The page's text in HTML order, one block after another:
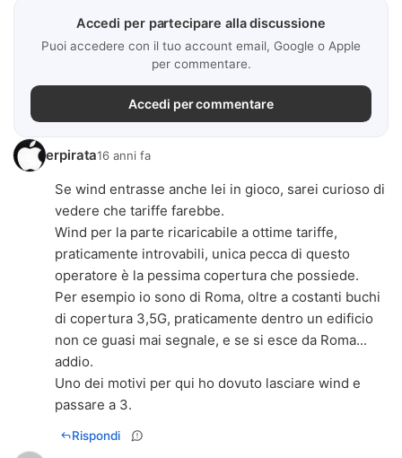
Accedi per partecipare alla discussione
Puoi accedere con il tuo account email, Google o Apple
per commentare.
Accedi per commentare
erpirata16 anni fa
Se wind entrasse anche lei in gioco, sarei curioso di
vedere che tariffe farebbe.
Wind per la parte ricaricabile a ottime tariffe,
praticamente introvabili, unica pecca di questo
operatore è la pessima copertura che possiede.
Per esempio io sono di Roma, oltre a costanti buchi
di copertura 3,5G, praticamente dentro un edificio
non ce guasi mai segnale, e se si esce da Roma...
addio.
Uno dei motivi per qui ho dovuto lasciare wind e
passare a 3.
Rispondi